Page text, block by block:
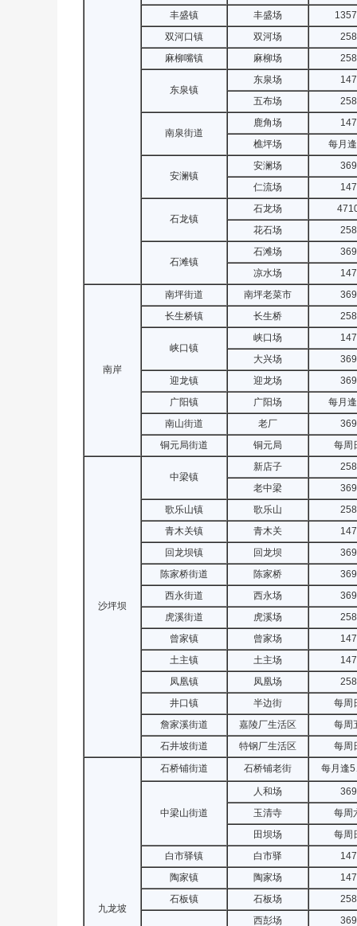
丰盛镇
丰盛场
双河口镇
双河场
258
麻柳嘴镇
麻柳场 258
东泉镇
东泉场
147
五布场
258
南泉街道
鹿角场
147
樵坪场
每月
安澜镇
安澜场
369
仁流场
147
石龙镇
石龙场
花石场
258
石滩镇
石滩场
369
凉水场
147
南岸
南坪街道 南坪老菜市
369
长生桥镇
长生桥 258
峡口镇
峡口场
147
大兴场
369
迎龙镇
迎龙场
369
广阳镇
广阳场
每月
南山街道
老厂
369
铜元局街道
铜元局 每周
沙坪坝
中梁镇
新店子
258
老中梁
369
歌乐山镇
歌乐山
258
青木关镇
青木关
147
回龙坝镇
回龙坝
369
陈家桥街道
陈家桥
369
西永街道
西永场
369
虎溪街道
虎溪场
258
曾家镇
曾家场
147
土主镇
土主场
147
凤凰镇
凤凰场
258
井口镇
半边街
每周
詹家溪街道
嘉陵厂生活区
每周
石井坡街道
特钢厂生活区 每周
九龙坡
石桥铺街道 石桥铺老街 每月逢
中梁山街道
人和场
369
玉清寺
每周
田坝场
每周
白市驿镇
白市驿
147
陶家镇
陶家场
147
石板镇
石板场
258
西彭场
369